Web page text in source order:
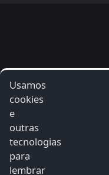
Usamos
cookies
e
outras
tecnologias
para
lembrar